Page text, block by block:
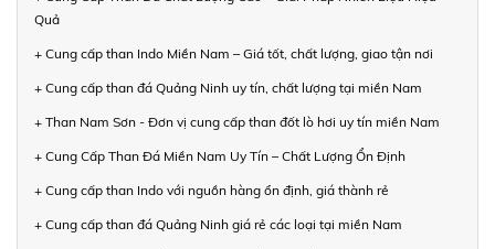
Quả
+ Cung cấp than Indo Miền Nam – Giá tốt, chất lượng, giao tận nơi
+ Cung cấp than đá Quảng Ninh uy tín, chất lượng tại miền Nam
+ Than Nam Sơn - Đơn vị cung cấp than đốt lò hơi uy tín miền Nam
+ Cung Cấp Than Đá Miền Nam Uy Tín – Chất Lượng Ổn Định
+ Cung cấp than Indo với nguồn hàng ổn định, giá thành rẻ
+ Cung cấp than đá Quảng Ninh giá rẻ các loại tại miền Nam